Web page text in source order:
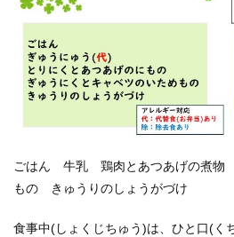
ごはん 牛乳 鶏肉とあつあげの煮物
もの きゅうりのしょうがづけ
食事中(しょくじちゅう)は、ひと口(く